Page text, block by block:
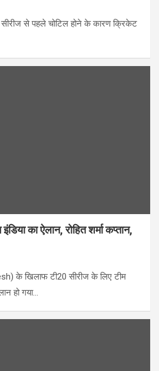
से पहले चोटिल होने के कारण क्रिकेट
का ऐलान, रोहित शर्मा कप्‍तान,
के खिलाफ टी20 सीरीज के लिए टीम
हो गया…